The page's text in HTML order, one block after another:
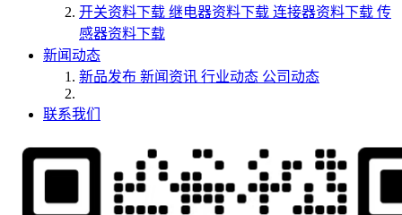
开关资料下载 继电器资料下载 连接器资料下载 传
感器资料下载
新闻动态
新品发布 新闻资讯 行业动态 公司动态
联系我们